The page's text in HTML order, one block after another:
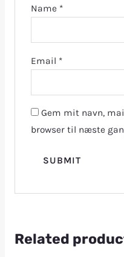
Name *
Email *
Gem mit navn,
browser til næste
Related